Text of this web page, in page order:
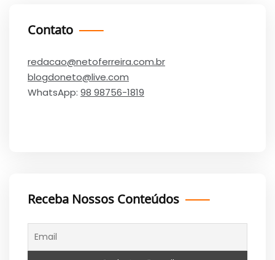
Contato
redacao@netoferreira.com.br
blogdoneto@live.com
WhatsApp: 98 98756-1819
Receba Nossos Conteúdos